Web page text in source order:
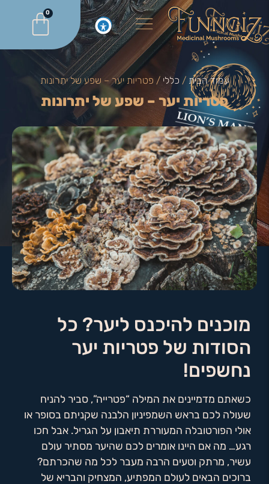
0
עמוד הבית / כללי / פטריות יער – שפע של יתרונות
פטריות יער – שפע של יתרונות
מוכנים להיכנס ליער? כל
הסודות של פטריות יער
נחשפים!
כשאתם מדמיינים את המילה “פטרייה”, סביר להניח
שעולה לכם בראש השמפיניון הלבנה שקניתם בסופר או
אולי הפורטובלה המעוררת תיאבון על הגריל. אבל חכו
רגע… מה אם היינו אומרים לכם שהיער מסתיר עולם
עשיר, מרתק וטעים הרבה מעבר לכל מה שהכרתם?
ברוכים הבאים לעולם המפתיע, המצחיק והבריא של